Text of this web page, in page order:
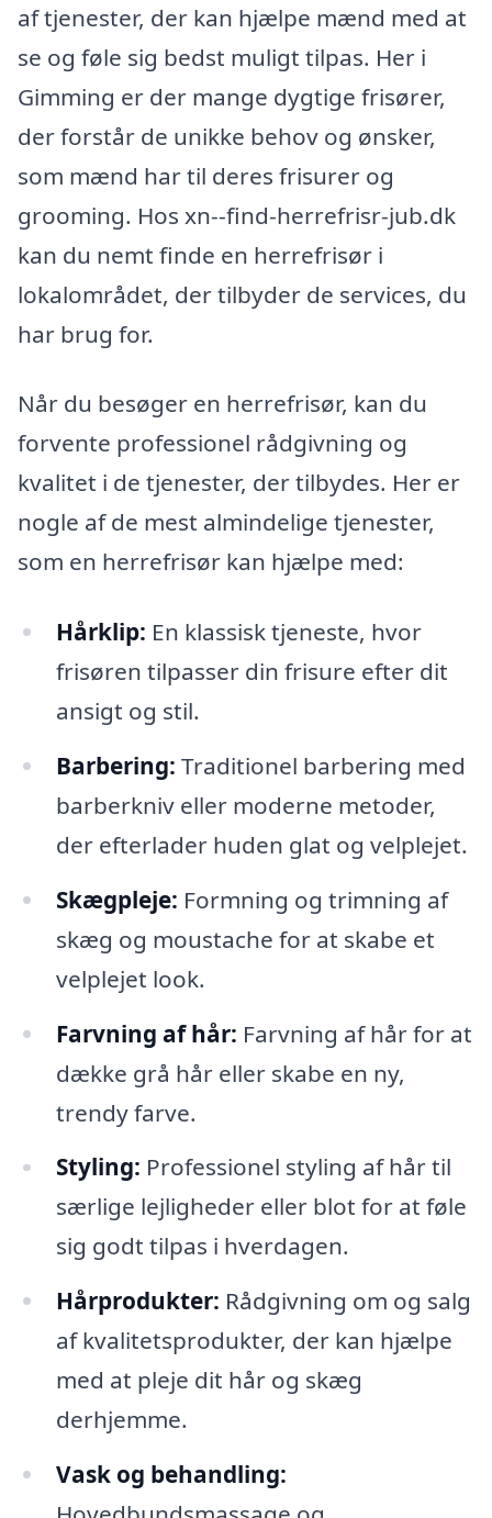
af tjenester, der kan hjælpe mænd med at
se og føle sig bedst muligt tilpas. Her i
Gimming er der mange dygtige frisører,
der forstår de unikke behov og ønsker,
som mænd har til deres frisurer og
grooming. Hos xn--find-herrefrisr-jub.dk
kan du nemt finde en herrefrisør i
lokalområdet, der tilbyder de services, du
har brug for.
Når du besøger en herrefrisør, kan du
forvente professionel rådgivning og
kvalitet i de tjenester, der tilbydes. Her er
nogle af de mest almindelige tjenester,
som en herrefrisør kan hjælpe med:
Hårklip: En klassisk tjeneste, hvor
frisøren tilpasser din frisure efter dit
ansigt og stil.
Barbering: Traditionel barbering med
barberkniv eller moderne metoder,
der efterlader huden glat og velplejet.
Skægpleje: Formning og trimning af
skæg og moustache for at skabe et
velplejet look.
Farvning af hår: Farvning af hår for at
dække grå hår eller skabe en ny,
trendy farve.
Styling: Professionel styling af hår til
særlige lejligheder eller blot for at føle
sig godt tilpas i hverdagen.
Hårprodukter: Rådgivning om og salg
af kvalitetsprodukter, der kan hjælpe
med at pleje dit hår og skæg
derhjemme.
Vask og behandling: